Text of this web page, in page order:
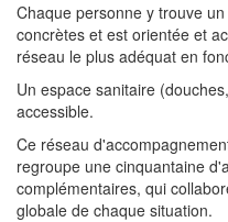
Chaque personne y trouve
concrètes et est orientée et
réseau le plus adéquat en
Un espace sanitaire
accessible.
Ce réseau
regroupe une cinquantaine
complémentaires, qui
globale de chaque situation.